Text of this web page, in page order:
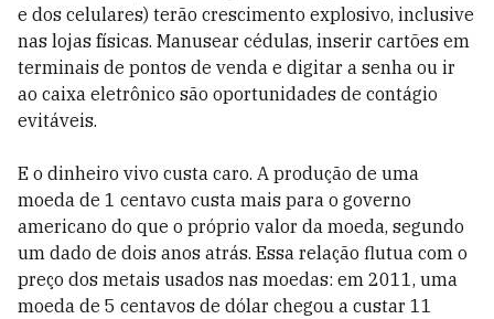
e dos celulares) terão crescimento explosivo, inclusive
nas lojas físicas. Manusear cédulas, inserir cartões em
terminais de pontos de venda e digitar a senha ou ir
ao caixa eletrônico são oportunidades de contágio
evitáveis.
E o dinheiro vivo custa caro. A produção de uma
moeda de 1 centavo custa mais para o governo
americano do que o próprio valor da moe­da, segundo
um dado de dois anos atrás. Essa relação flutua com o
preço dos metais usados nas moedas: em 2011, uma
moeda de 5 centavos de dólar chegou a custar 11